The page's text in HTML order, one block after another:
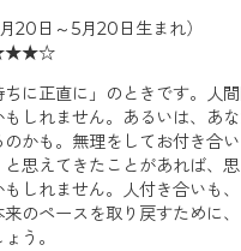
20日～5月20日生まれ）
ちに正直に」のときです。人
もしれません。あるいは、あ
かも。無理をしてお付き合
思えてきたことがあれば、
もしれません。人付き合いも
来のペースを取り戻すために
う。